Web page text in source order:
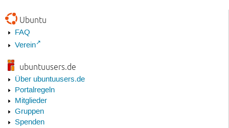
Ubuntu
FAQ
Verein
ubuntuusers.de
Über ubuntuusers.de
Portalregeln
Mitglieder
Gruppen
Spenden